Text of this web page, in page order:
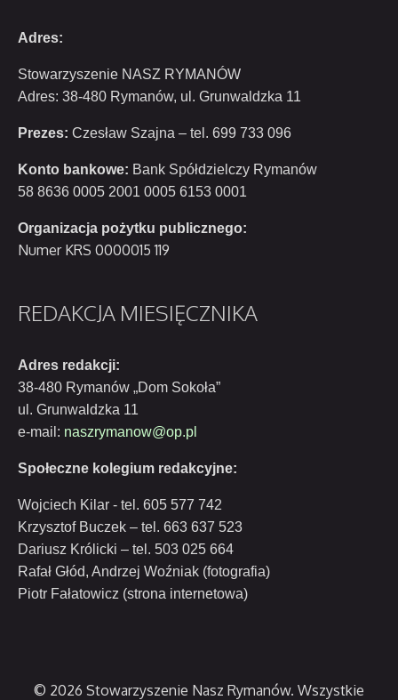
Adres:
Stowarzyszenie NASZ RYMANÓW
Adres: 38-480 Rymanów, ul. Grunwaldzka 11
Prezes: Czesław Szajna – tel. 699 733 096
Konto bankowe: Bank Spółdzielczy Rymanów
58 8636 0005 2001 0005 6153 0001
Organizacja pożytku publicznego:
Numer KRS 0000015 119
REDAKCJA MIESIĘCZNIKA
Adres redakcji:
38-480 Rymanów „Dom Sokoła”
ul. Grunwaldzka 11
e-mail: naszrymanow@op.pl
Społeczne kolegium redakcyjne:
Wojciech Kilar - tel. 605 577 742
Krzysztof Buczek – tel. 663 637 523
Dariusz Królicki – tel. 503 025 664
Rafał Głód, Andrzej Woźniak (fotografia)
Piotr Fałatowicz (strona internetowa)
© 2026 Stowarzyszenie Nasz Rymanów. Wszystkie